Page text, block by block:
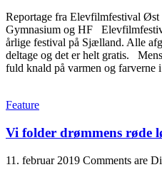
Reportage fra Elevfilmfestival
Gymnasium og HF
årlige festival på Sjælland. Alle
deltage og det er helt gratis.
fuld knald på varmen og
Feature
Vi folder drømmens røde
11. februar 2019 Comments are